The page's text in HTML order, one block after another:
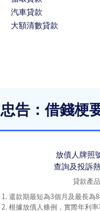
汽車貸款
大額清數貸款
忠告：借錢梗
放債人牌照
查詢及投訴
貸款產
還款期最短為3個月及最長為
根據放債人條例，實際年利率